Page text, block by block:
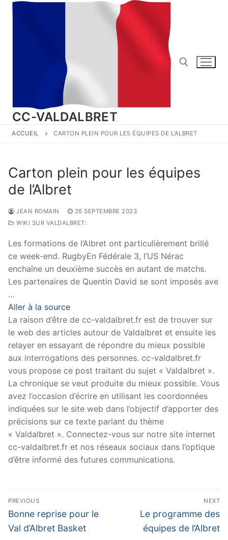
Aller
CC-VALDALBRET
ACCUEIL CARTON PLEIN POUR LES ÉQUIPES DE L’ALBRET
Carton plein pour les équipes
de l’Albret
JEAN ROMAIN
26 SEPTEMBRE 2023
WIKI SUR VALDALBRET:
Les formations de l’Albret ont particulièrement brillé
ce week-end. RugbyEn Fédérale 3, l’US Nérac
enchaîne un deuxième succès en autant de matchs.
Les partenaires de Quentin David se sont imposés ave
…
Aller à la source
La raison d’être de cc-valdalbret.fr est de trouver sur
le web des articles autour de Valdalbret et ensuite les
relayer en essayant de répondre du mieux possible
aux interrogations des personnes. cc-valdalbret.fr
vous propose ce post traitant du sujet « Valdalbret ».
La chronique se veut produite du mieux possible. Vous
avez l’occasion d’écrire en utilisant les coordonnées
indiquées sur le site web dans l’objectif d’apporter des
précisions sur ce texte parlant du thème
« Valdalbret ». Connectez-vous sur notre site internet
cc-valdalbret.fr et nos réseaux sociaux dans l’optique
d’être informé des futures communications.
Navigation
de
l’article
PREVIOUS
Previous
post:
Bonne reprise pour le
Val d’Albret Basket
NEXT
Next
post:
Le programme des
équipes de l’Albret